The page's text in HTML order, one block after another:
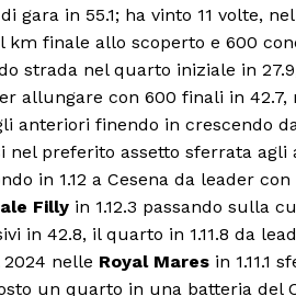
in 55.1; ha vinto 11 volte,
finale allo scoperto e 600
strada nel quarto iniziale in
allungare con 600 finali in
anteriori finendo in crescendo
nel preferito assetto sferrata agli
in 1.12 a Cesena da leader con
Filly in 1.12.3 passando sulla
in 42.8, il quarto in 1.11.8 da
nelle Royal Mares in 1.11.1
un quarto in una batteria del